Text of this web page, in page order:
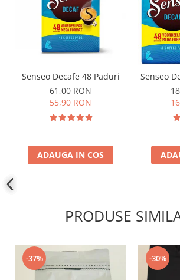
Senseo Decafe 48 Paduri
61,00 RON
55,90 RON
ADAUGA IN COS
Senseo
PRODUSE
-37% -30%